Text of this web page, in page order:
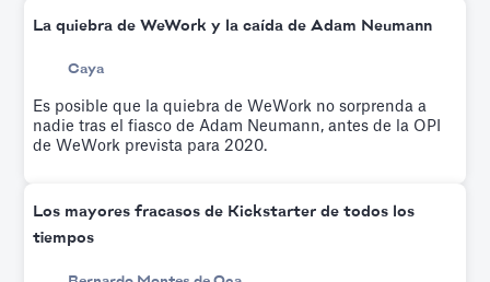
La quiebra de WeWork y la caída de Adam Neumann
Caya
Es posible que la quiebra de WeWork no sorprenda a
nadie tras el fiasco de Adam Neumann, antes de la OPI
de WeWork prevista para 2020.
Los mayores fracasos de Kickstarter de todos los
tiempos